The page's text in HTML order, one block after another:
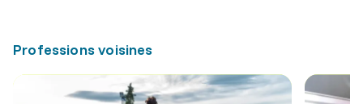
Professions voisines